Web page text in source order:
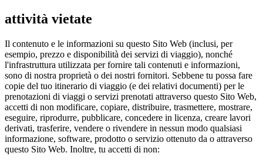
attività vietate
Il contenuto e le informazioni su questo Sito Web (inclusi, per
esempio, prezzo e disponibilità dei servizi di viaggio), nonché
l'infrastruttura utilizzata per fornire tali contenuti e informazioni,
sono di nostra proprietà o dei nostri fornitori. Sebbene tu possa fare
copie del tuo itinerario di viaggio (e dei relativi documenti) per le
prenotazioni di viaggi o servizi prenotati attraverso questo Sito Web,
accetti di non modificare, copiare, distribuire, trasmettere, mostrare,
eseguire, riprodurre, pubblicare, concedere in licenza, creare lavori
derivati, trasferire, vendere o rivendere in nessun modo qualsiasi
informazione, software, prodotto o servizio ottenuto da o attraverso
questo Sito Web. Inoltre, tu accetti di non: